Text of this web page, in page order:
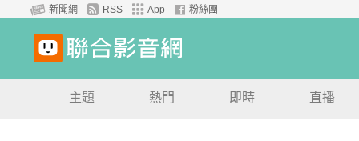
新聞網 RSS App 粉絲團
主題 熱門 即時 直播